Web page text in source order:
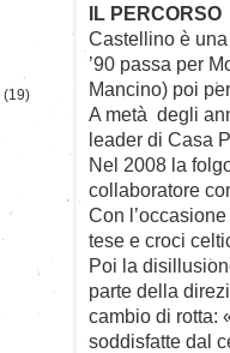
IL PERCORSO
Castellino è
’90 passa per
Mancino) poi
A metà degli
leader di Casa
Nel 2008 la
collaboratore
Con
tese e croci
Poi la
parte della
cambio di rotta:
soddisfatte dal
(19)